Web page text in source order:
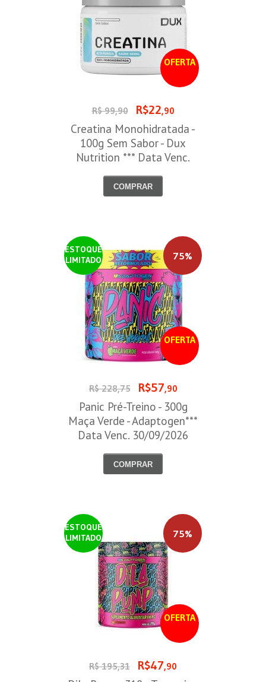
OFERTA
R$ 99,90 R$22,90
Creatina Monohidratada -
100g Sem Sabor - Dux
Nutrition *** Data Venc.
COMPRAR
ESTOQUE
LIMITADO
OFERTA
75%
R$ 228,75 R$57,90
Panic Pré-Treino - 300g
Maça Verde - Adaptogen***
Data Venc. 30/09/2026
COMPRAR
ESTOQUE
LIMITADO
OFERTA
75%
R$ 195,31 R$47,90